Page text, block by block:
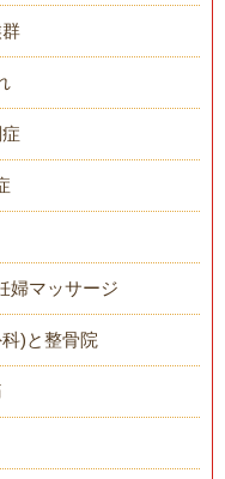
婦マッサージ
)と整骨院